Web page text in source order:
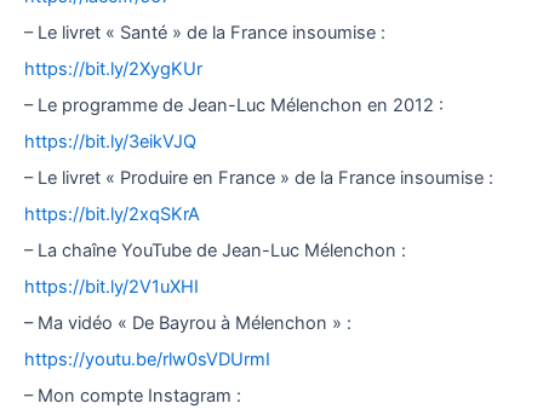
– Le livret « Santé » de la France insoumise :
https://bit.ly/2XygKUr
– Le programme de Jean-Luc Mélenchon en 2012 :
https://bit.ly/3eikVJQ
– Le livret « Produire en France » de la France insoumise :
https://bit.ly/2xqSKrA
– La chaîne YouTube de Jean-Luc Mélenchon :
https://bit.ly/2V1uXHI
– Ma vidéo « De Bayrou à Mélenchon » :
https://youtu.be/rlw0sVDUrmI
– Mon compte Instagram :